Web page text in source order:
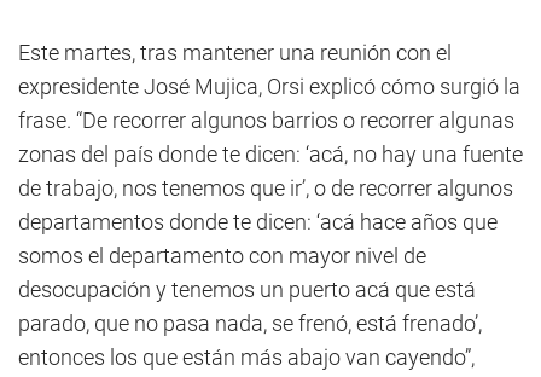
Este martes, tras mantener una reunión con el
expresidente José Mujica, Orsi explicó cómo surgió la
frase. “De recorrer algunos barrios o recorrer algunas
zonas del país donde te dicen: ‘acá, no hay una fuente
de trabajo, nos tenemos que ir’, o de recorrer algunos
departamentos donde te dicen: ‘acá hace años que
somos el departamento con mayor nivel de
desocupación y tenemos un puerto acá que está
parado, que no pasa nada, se frenó, está frenado’,
entonces los que están más abajo van cayendo”,